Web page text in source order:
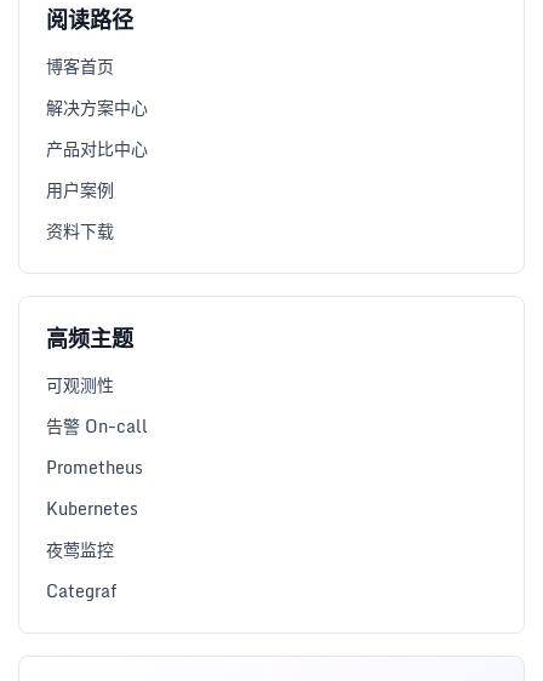
阅读路径
博客首页
解决方案中心
产品对比中心
用户案例
资料下载
高频主题
可观测性
告警 On-call
Prometheus
Kubernetes
夜莺监控
Categraf